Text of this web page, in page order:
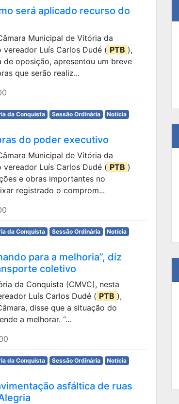
será aplicado recurso do
Municipal de Vitória da
vereador Luís Carlos Dudé ( PTB ),
de oposição, apresentou um breve
que serão realiz...
da Conquista Sessão Ordinária
Notícia
do poder executivo
Municipal de Vitória da
vereador Luís Carlos Dudé ( PTB )
e obras importantes no
registrado o comprom...
da Conquista Sessão Ordinária
Notícia
para a melhoria”, diz
coletivo
da Conquista (CMVC), nesta
Luís Carlos Dudé ( PTB ),
disse que a situação do
a melhorar. “...
da Conquista Sessão Ordinária
Notícia
asfáltica de ruas